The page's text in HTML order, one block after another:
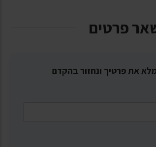
פרטים
את פרטיך ונחזור בהקדם